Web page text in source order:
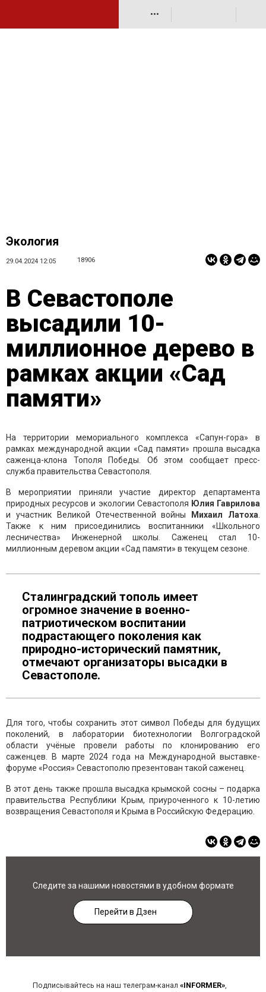
•••
Экология
29.04.2024 12:05 18906
В Севастополе
высадили 10-
миллионное дерево в
рамках акции «Сад
памяти»
На территории мемориального комплекса «Сапун-гора» в
рамках международной акции «Сад памяти» прошла высадка
саженца-клона Тополя Победы. Об этом сообщает пресс-
служба правительства Севастополя.
В мероприятии приняли участие директор департамента
природных ресурсов и экологии Севастополя Юлия Гаврилова
и участник Великой Отечественной войны
Михаил Латоха
Также к ним присоединились воспитанники «Школьного
лесничества» Инженерной школы. Саженец стал 10-
миллионным деревом акции «Сад памяти» в текущем сезоне.
Сталинградский тополь имеет
огромное значение в военно-
патриотическом воспитании
подрастающего поколения как
природно-исторический памятник,
отмечают организаторы высадки в
Севастополе.
Для того, чтобы сохранить этот символ Победы для будущих
поколений, в лаборатории биотехнологии Волгоградской
области учёные провели работы по клонированию его
саженцев. В марте 2024 года на Международной выставке-
форуме «Россия» Севастополю презентован такой саженец.
В этот день также прошла высадка крымской сосны – подарка
правительства Республики Крым, приуроченного к 10-летию
возвращения Севастополя и Крыма в Российскую Федерацию.
Следите за нашими новостями в удобном формате
Перейти в Дзен
Подписывайтесь на наш телеграм-канал «INFORMER»,